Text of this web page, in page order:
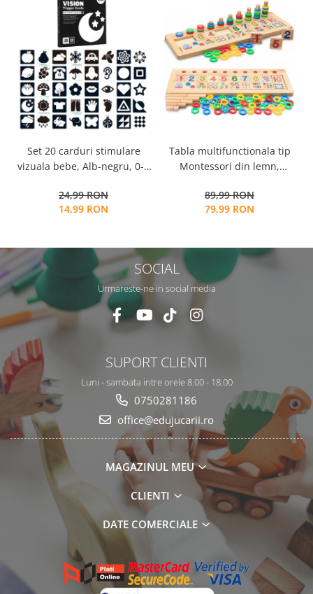
Set 20 carduri stimulare
vizuala bebe, Alb-negru, 0-3
24,99 RON
14,99 RON
Tabla multifunctionala tip
Montessori din lemn,
multicolore pt cantitate,
numere si operatiuni
89,99 RON
79,99 RON
SOCIAL
Urmareste-ne in social media
SUPORT CLIENTI
Luni - sambata intre orele 8.00 - 18.00
0750281186
office@edujucarii.ro
MAGAZINUL MEU
CLIENTI
DATE COMERCIALE